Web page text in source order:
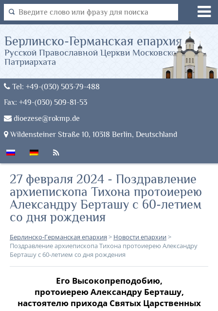
Tel: +49-(030) 503-79-488
Fax: +49-(030) 509-81-53
dioezese@rokmp.de
Wildensteiner Straße 10, 10318 Berlin, Deutschland
Берлинско-Германская епархия
Русской Православной Церкви Московского
Патриархата
27 февраля 2024 - Поздравление
архиепископа Тихона протоиерею
Александру Берташу с 60-летием
со дня рождения
Берлинско-Германская епархия > Новости епархии>
Поздравление архиепископа Тихона протоиерею Александру
Берташу с 60-летием со дня рождения
Его Высокопреподобию,
протоиерею Александру Берташу,
настоятелю прихода Cвятых Царственных